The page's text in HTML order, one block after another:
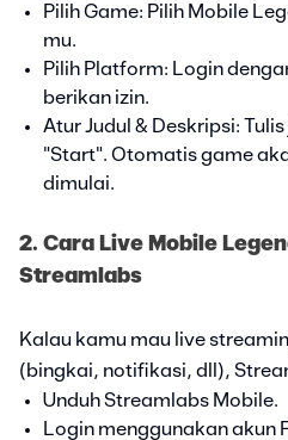
Pilih Game: Pilih Mobile
mu.
Pilih Platform: Login
berikan izin.
Atur Judul & Deskripsi:
"Start". Otomatis game
dimulai.
2. Cara Live Mobile
Streamlabs
Kalau kamu mau live
(bingkai, notifikasi, dll),
Unduh Streamlabs Mobile.
Login menggunakan akun